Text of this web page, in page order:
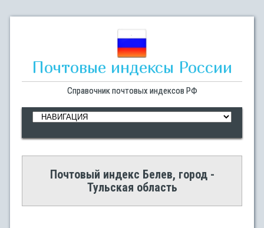
Почтовые индексы России
Справочник почтовых индексов РФ
Почтовый индекс Белев, город -
Тульская область